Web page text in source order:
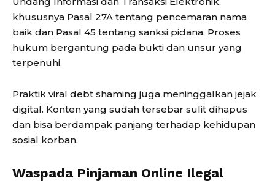
khususnya Pasal 27A tentang pencemaran nama
baik dan Pasal 45 tentang sanksi pidana. Proses
hukum bergantung pada bukti dan unsur yang
terpenuhi.
Praktik viral debt shaming juga meninggalkan jejak
digital. Konten yang sudah tersebar sulit dihapus
dan bisa berdampak panjang terhadap kehidupan
sosial korban.
Waspada Pinjaman Online Ilegal